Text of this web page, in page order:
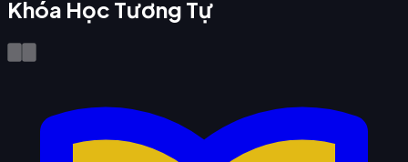
Khóa Học Tương Tự